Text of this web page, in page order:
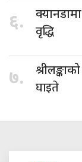
६.
वृद्धि
७.
घाइते